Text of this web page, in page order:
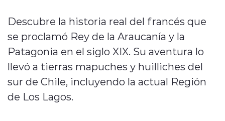
modo claro
Descubre la historia real del francés que
se proclamó Rey de la Araucanía y la
Patagonia en el siglo XIX. Su aventura lo
llevó a tierras mapuches y huilliches del
sur de Chile, incluyendo la actual Región
de Los Lagos.